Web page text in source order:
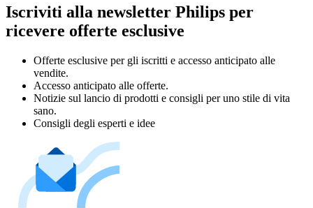
Iscriviti alla newsletter Philips per
ricevere offerte esclusive
Offerte esclusive per gli iscritti e accesso anticipato alle
vendite.
Accesso anticipato alle offerte.
Notizie sul lancio di prodotti e consigli per uno stile di vita
sano.
Consigli degli esperti e idee